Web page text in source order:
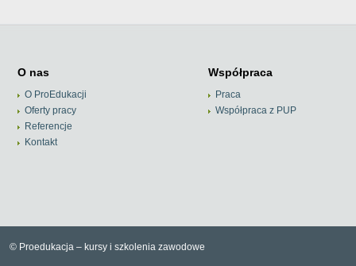
O nas
O ProEdukacji
Oferty pracy
Referencje
Kontakt
Współpraca
Praca
Współpraca z PUP
© Proedukacja – kursy i szkolenia zawodowe